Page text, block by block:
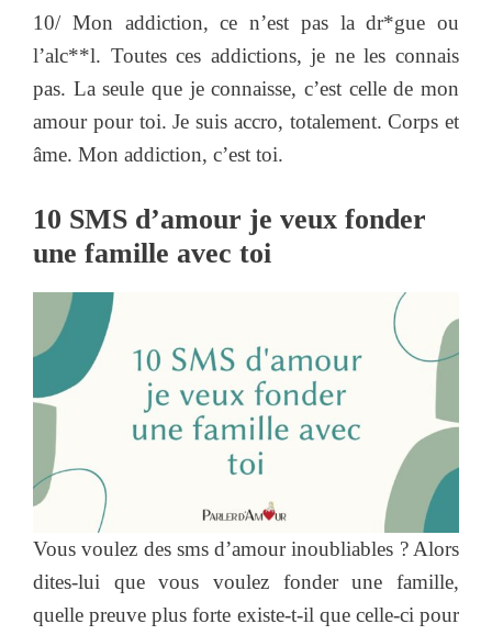
10/ Mon addiction, ce n’est pas la dr*gue ou
l’alc**l. Toutes ces addictions, je ne les connais
pas. La seule que je connaisse, c’est celle de mon
amour pour toi. Je suis accro, totalement. Corps et
âme. Mon addiction, c’est toi.
10 SMS d’amour je veux fonder
une famille avec toi
Vous voulez des sms d’amour inoubliables ? Alors
dites-lui que vous voulez fonder une famille,
quelle preuve plus forte existe-t-il que celle-ci pour